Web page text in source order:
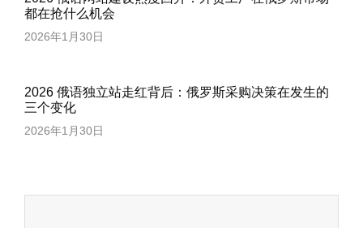
都在抢什么机会
2026年1月30日
2026 俄语独立站走红背后：俄罗斯采购决策在发生的
三个变化
2026年1月30日